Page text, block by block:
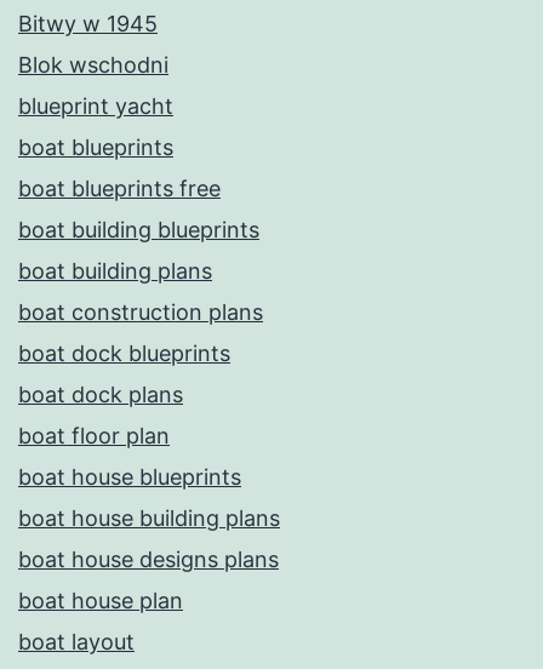
Bitwy w 1945
Blok wschodni
blueprint yacht
boat blueprints
boat blueprints free
boat building blueprints
boat building plans
boat construction plans
boat dock blueprints
boat dock plans
boat floor plan
boat house blueprints
boat house building plans
boat house designs plans
boat house plan
boat layout